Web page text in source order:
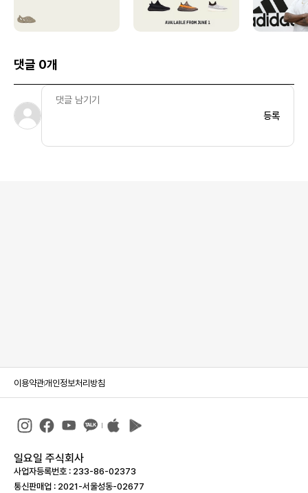
댓글 0개
등록
이용약관개인정보처리방침
일요일 주식회사
사업자등록번호 : 233-86-023­73
통신판매업 : 2021-서울성동-02677